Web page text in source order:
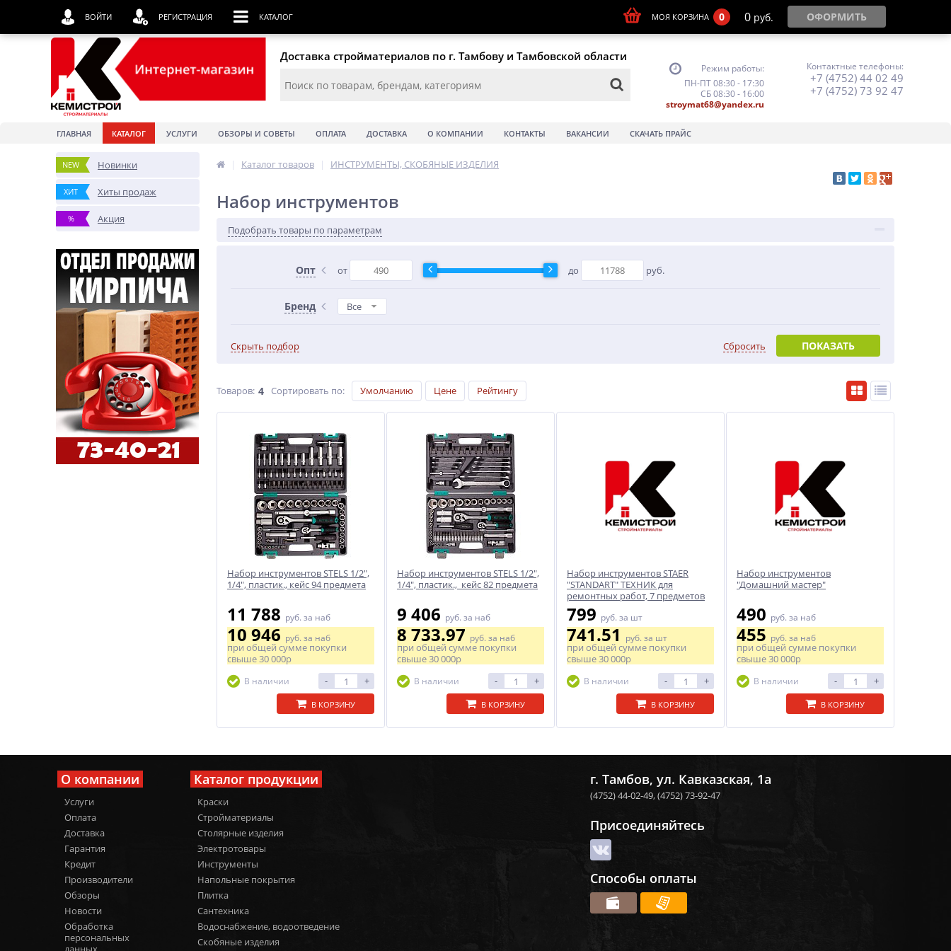
Доставка стройматериалов по г. Тамбову и Тамбовской области
Режим работы:
ПН-ПТ 08:30 - 17:30
СБ 08:30 - 16:00
stroymat68@yandex.ru
Контактные телефоны:
+7 (4752) 44 02 49
+7 (4752) 73 92 47
ГЛАВНАЯ КАТАЛОГ УСЛУГИ ОБЗОРЫ И СОВЕТЫ ОПЛАТА ДОСТАВКА О КОМПАНИИ КОНТАКТЫ ВАКАНСИИ СКАЧАТЬ ПРАЙС
NEW Новинки
ХИТ Хиты продаж
% Акция
| Каталог товаров | ИНСТРУМЕНТЫ, СКОБЯНЫЕ ИЗДЕЛИЯ
Набор инструментов
Подобрать товары по параметрам
Опт от до руб.
Бренд Все
Скрыть подбор ПОКАЗАТЬ
Сбросить
Товаров: 4 Сортировать по: Умолчанию Цене Рейтингу
Набор инструментов STELS 1/2",
1/4", пластик., кейс 94 предмета
11 788 руб. за наб
10 946руб. за наб
при общей сумме покупки
свыше30 000р
В наличии - +
В КОРЗИНУ
Набор инструментов STELS 1/2",
1/4", пластик., кейс 82 предмета
9 406 руб. за наб
8 733.97руб. за наб
при общей сумме покупки
свыше30 000р
В наличии - +
В КОРЗИНУ
Набор инструментов STAER
"STANDART" ТЕХНИК для
ремонтных работ, 7 предметов
799 руб. за шт
741.51руб. за шт
при общей сумме покупки
свыше30 000р
В наличии - +
В КОРЗИНУ
Набор инструментов
"Домашний мастер"
490 руб. за наб
455руб. за наб
при общей сумме покупки
свыше30 000р
В наличии - +
В КОРЗИНУ
О компании
Услуги
Оплата
Доставка
Гарантия
Кредит
Производители
Обзоры
Новости
Обработка
персональных
Каталог продукции
Краски
Стройматериалы
Столярные изделия
Электротовары
Инструменты
Напольные покрытия
Плитка
Сантехника
Водоснабжение, водоотведение
Скобяные изделия
г. Тамбов, ул. Кавказская, 1а
(4752) 44-02-49,(4752) 73-92-47
Присоединяйтесь
Способы оплаты
ВОЙТИ РЕГИСТРАЦИЯ КАТАЛОГ МОЯ КОРЗИНА 0 0 руб. ОФОРМИТЬ